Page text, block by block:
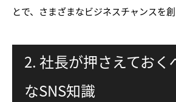
とで、さまざまなビジネスチャンスを創
2. 社長が押さえておく
なSNS知識